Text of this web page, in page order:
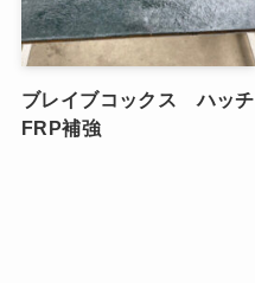
ブレイブコックス ハッチ
FRP補強